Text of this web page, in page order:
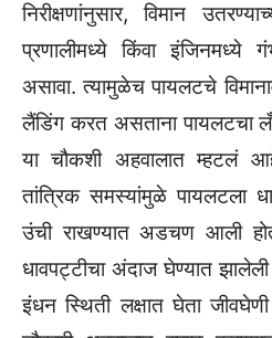
निरीक्षणांनुसार, विमान
प्रणालीमध्ये किंवा इंजिनमध्ये
असावा. त्यामुळेच पायलटचे
लैंडिंग करत असताना
या चौकशी अहवालात म्हटलं
तांत्रिक समस्यांमुळे पायलटला
उंची राखण्यात अडचण आली
धावपट्टीचा अंदाज घेण्यात
इंधन स्थिती लक्षात घेता